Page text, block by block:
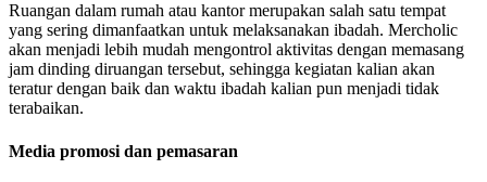
Ruangan dalam rumah atau kantor merupakan salah satu tempat
yang sering dimanfaatkan untuk melaksanakan ibadah. Mercholic
akan menjadi lebih mudah mengontrol aktivitas dengan memasang
jam dinding diruangan tersebut, sehingga kegiatan kalian akan
teratur dengan baik dan waktu ibadah kalian pun menjadi tidak
terabaikan.
Media promosi dan pemasaran